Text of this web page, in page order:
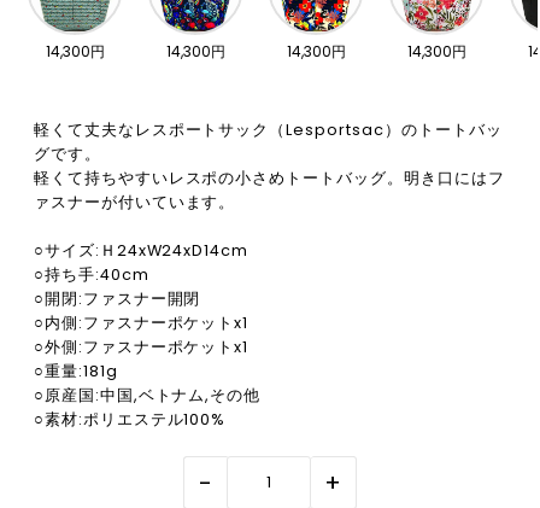
14,300円 14,300円 14,300円 14,300円
軽くて丈夫なレスポートサック（Lesportsac）のトートバッ
グです。
軽くて持ちやすいレスポの小さめトートバッグ。明き口にはフ
ァスナーが付いています。
○サイズ:Ｈ24xW24xD14cm
○持ち手:40cm
○開閉:ファスナー開閉
○内側:ファスナーポケットx1
○外側:ファスナーポケットx1
○重量:181g
○原産国:中国,ベトナム,その他
○素材:ポリエステル100%
- +